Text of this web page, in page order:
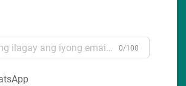
0/100